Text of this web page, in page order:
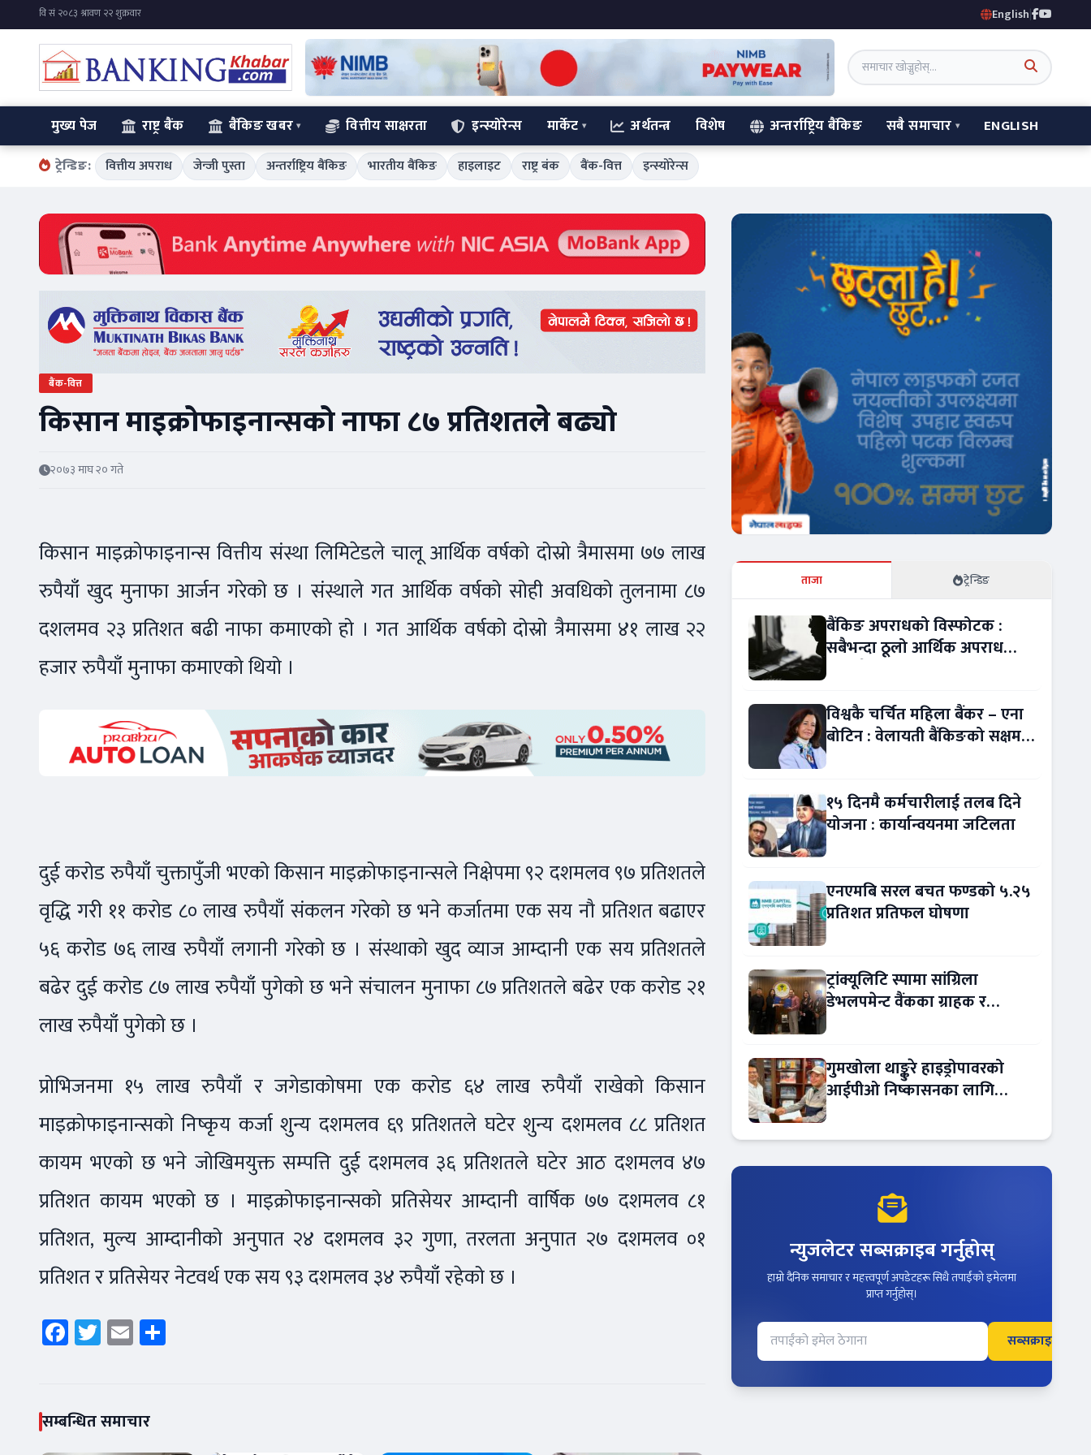
English|
मुख्य पेज राष्ट्र बैंक बैंकिङ खबर वित्तीय साक्षरता इन्स्योरेन्स मार्केट अर्थतन्त्र विशेष अन्तर्राष्ट्रिय बैंकिङ सबै समाचार ENGLISH
ट्रेन्डिङ: वित्तीय अपराध जेन्जी पुस्ता अन्तर्राष्ट्रिय बैंकिङ भारतीय बैंकिङ हाइलाइट राष्ट्र बंक बैंक-वित्त इन्स्योरेन्स
बैंक-वित्त
किसान माइक्रोफाइनान्सको नाफा ८७ प्रतिशतले बढ्यो
२०७३ माघ २० गते
किसान माइक्रोफाइनान्स वित्तीय संस्था लिमिटेडले चालू आर्थिक वर्षको दोस्रो त्रैमासमा ७७ लाख
रुपैयाँ खुद मुनाफा आर्जन गरेको छ । संस्थाले गत आर्थिक वर्षको सोही अवधिको तुलनामा ८७
दशलमव २३ प्रतिशत बढी नाफा कमाएको हो । गत आर्थिक वर्षको दोस्रो त्रैमासमा ४१ लाख २२
हजार रुपैयाँ मुनाफा कमाएको थियो ।
दुई करोड रुपैयाँ चुक्तापुँजी भएको किसान माइक्रोफाइनान्सले निक्षेपमा ९२ दशमलव ९७ प्रतिशतले
वृद्धि गरी ११ करोड ८० लाख रुपैयाँ संकलन गरेको छ भने कर्जातमा एक सय नौ प्रतिशत बढाएर
५६ करोड ७६ लाख रुपैयाँ लगानी गरेको छ । संस्थाको खुद व्याज आम्दानी एक सय प्रतिशतले
बढेर दुई करोड ८७ लाख रुपैयाँ पुगेको छ भने संचालन मुनाफा ८७ प्रतिशतले बढेर एक करोड २१
लाख रुपैयाँ पुगेको छ ।
प्रोभिजनमा १५ लाख रुपैयाँ र जगेडाकोषमा एक करोड ६४ लाख रुपैयाँ राखेको किसान
माइक्रोफाइनान्सको निष्कृय कर्जा शुन्य दशमलव ६९ प्रतिशतले घटेर शुन्य दशमलव ८८ प्रतिशत
कायम भएको छ भने जोखिमयुक्त सम्पत्ति दुई दशमलव ३६ प्रतिशतले घटेर आठ दशमलव ४७
प्रतिशत कायम भएको छ । माइक्रोफाइनान्सको प्रतिसेयर आम्दानी वार्षिक ७७ दशमलव ८१
प्रतिशत, मुल्य आम्दानीको अनुपात २४ दशमलव ३२ गुणा, तरलता अनुपात २७ दशमलव ०१
प्रतिशत र प्रतिसेयर नेटवर्थ एक सय ९३ दशमलव ३४ रुपैयाँ रहेको छ ।
Facebook
Twitter
Email
सम्बन्धित समाचार
ताजा ट्रेन्डिङ
बैंकिङ अपराधको विस्फोटक :
सबैभन्दा ठूलो आर्थिक अपराध
विश्वकै चर्चित महिला बैंकर – एना
बोटिन : वेलायती बैंकिङको सक्षम
१५ दिनमै कर्मचारीलाई तलब दिने
योजना : कार्यान्वयनमा जटिलता
एनएमबि सरल बचत फण्डको ५.२५
प्रतिशत प्रतिफल घोषणा
ट्रांक्यूलिटि स्पामा सांग्रिला
डेभलपमेन्ट वैंकका ग्राहक र
गुमखोला थाङ्कुरे हाइड्रोपावरको
आईपीओ निष्कासनका लागि
न्युजलेटर सब्सक्राइब गर्नुहोस्
हाम्रो दैनिक समाचार र महत्त्वपूर्ण अपडेटहरू सिधै तपाईंको इमेलमा
प्राप्त गर्नुहोस्।
सब्सक्राइब